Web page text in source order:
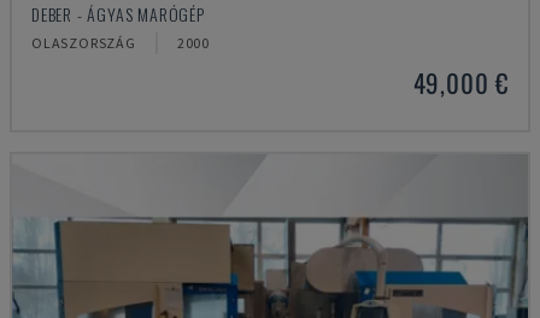
DEBER - ÁGYAS MARÓGÉP
OLASZORSZÁG 2000
49,000 €